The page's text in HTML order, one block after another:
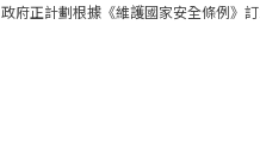
政府正計劃根據《維護國家安全條例》